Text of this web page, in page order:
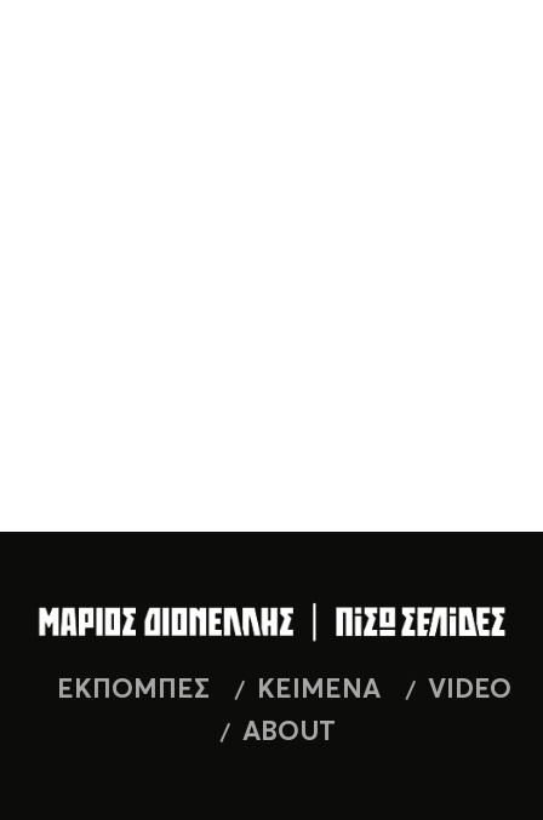
ΕΚΠΟΜΠΕΣ ΚΕΙΜΕΝΑ
VIDEO
ABOUT